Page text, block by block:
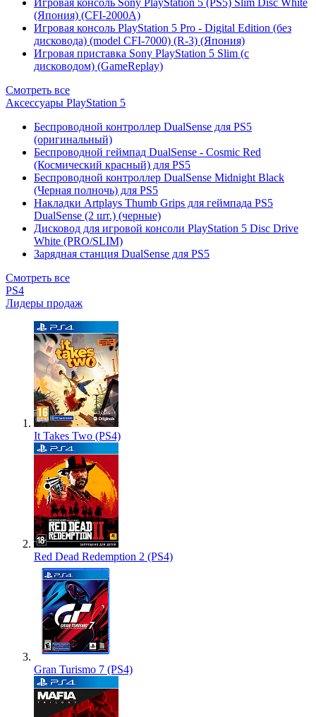
Игровая консоль Sony PlayStation 5 (PS5) Slim Disc White
(Япония) (CFI-2000A)
Игровая консоль PlayStation 5 Pro - Digital Edition (без
дисковода) (model CFI-7000) (R-3) (Япония)
Игровая приставка Sony PlayStation 5 Slim (с
дисководом) (GameReplay)
Смотреть все
Аксессуары PlayStation 5
Беспроводной контроллер DualSense для PS5
(оригинальный)
Беспроводной геймпад DualSense - Cosmic Red
(Космический красный) для PS5
Беспроводной контроллер DualSense Midnight Black
(Черная полночь) для PS5
Накладки Artplays Thumb Grips для геймпада PS5
DualSense (2 шт.) (черные)
Дисковод для игровой консоли PlayStation 5 Disc Drive
White (PRO/SLIM)
Зарядная станция DualSense для PS5
Смотреть все
PS4
Лидеры продаж
It Takes Two (PS4)
Red Dead Redemption 2 (PS4)
Gran Turismo 7 (PS4)